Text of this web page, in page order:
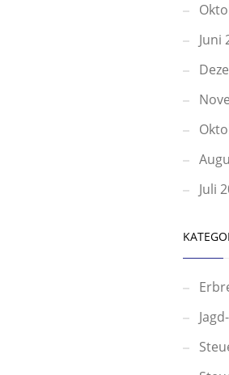
Juni
Juli